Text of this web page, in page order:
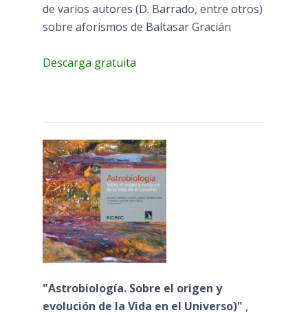
de varios autores (D. Barrado, entre otros)
sobre aforismos de Baltasar Gracián
Descarga gratuita
"Astrobiología. Sobre el origen y
evolución de la Vida en el Universo)" ,